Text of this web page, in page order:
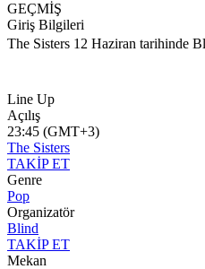
GEÇMİŞ
Giriş Bilgileri
The Sisters 12 Haziran tarihinde
Line Up
Açılış
23:45 (GMT+3)
The Sisters
TAKİP ET
Genre
Pop
Organizatör
Blind
TAKİP ET
Mekan